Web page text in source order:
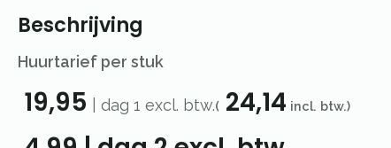
Beschrijving
Huurtarief per stuk
19,95 dag 1 excl. btw.( 24,14 incl. btw.)